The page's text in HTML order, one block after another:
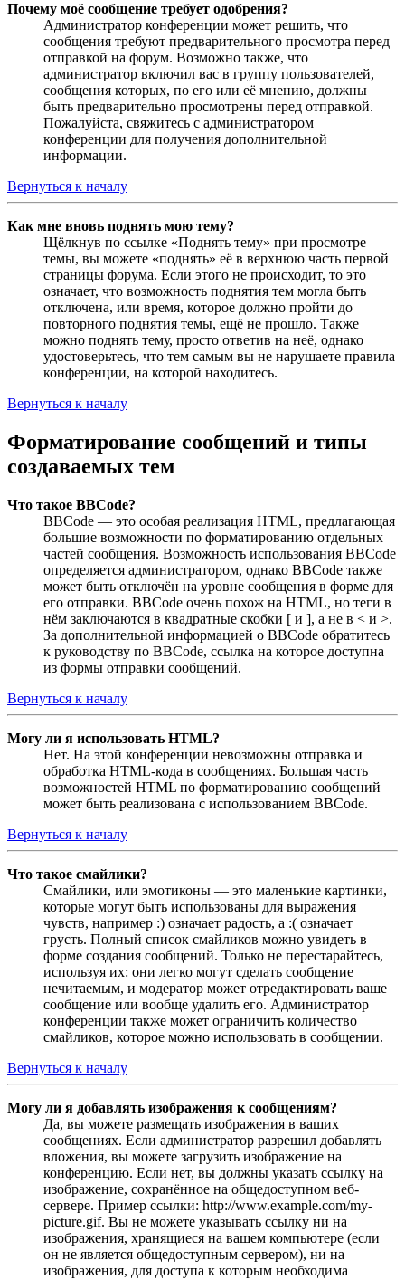
Почему моё сообщение требует одобрения?
Администратор конференции может решить, что
сообщения требуют предварительного просмотра перед
отправкой на форум. Возможно также, что
администратор включил вас в группу пользователей,
сообщения которых, по его или её мнению, должны
быть предварительно просмотрены перед отправкой.
Пожалуйста, свяжитесь с администратором
конференции для получения дополнительной
информации.
Вернуться к началу
Как мне вновь поднять мою тему?
Щёлкнув по ссылке «Поднять тему» при просмотре
темы, вы можете «поднять» её в верхнюю часть первой
страницы форума. Если этого не происходит, то это
означает, что возможность поднятия тем могла быть
отключена, или время, которое должно пройти до
повторного поднятия темы, ещё не прошло. Также
можно поднять тему, просто ответив на неё, однако
удостоверьтесь, что тем самым вы не нарушаете правила
конференции, на которой находитесь.
Вернуться к началу
Форматирование сообщений и типы
создаваемых тем
Что такое BBCode?
BBCode — это особая реализация HTML, предлагающая
большие возможности по форматированию отдельных
частей сообщения. Возможность использования BBCode
определяется администратором, однако BBCode также
может быть отключён на уровне сообщения в форме для
его отправки. BBCode очень похож на HTML, но теги в
нём заключаются в квадратные скобки [ и ], а не в < и >.
За дополнительной информацией о BBCode обратитесь
к руководству по BBCode, ссылка на которое доступна
из формы отправки сообщений.
Вернуться к началу
Могу ли я использовать HTML?
Нет. На этой конференции невозможны отправка и
обработка HTML-кода в сообщениях. Большая часть
возможностей HTML по форматированию сообщений
может быть реализована с использованием BBCode.
Вернуться к началу
Что такое смайлики?
Смайлики, или эмотиконы — это маленькие картинки,
которые могут быть использованы для выражения
чувств, например :) означает радость, а :( означает
грусть. Полный список смайликов можно увидеть в
форме создания сообщений. Только не перестарайтесь,
используя их: они легко могут сделать сообщение
нечитаемым, и модератор может отредактировать ваше
сообщение или вообще удалить его. Администратор
конференции также может ограничить количество
смайликов, которое можно использовать в сообщении.
Вернуться к началу
Могу ли я добавлять изображения к сообщениям?
Да, вы можете размещать изображения в ваших
сообщениях. Если администратор разрешил добавлять
вложения, вы можете загрузить изображение на
конференцию. Если нет, вы должны указать ссылку на
изображение, сохранённое на общедоступном веб-
сервере. Пример ссылки: http://www.example.com/my-
picture.gif. Вы не можете указывать ссылку ни на
изображения, хранящиеся на вашем компьютере (если
он не является общедоступным сервером), ни на
изображения, для доступа к которым необходима